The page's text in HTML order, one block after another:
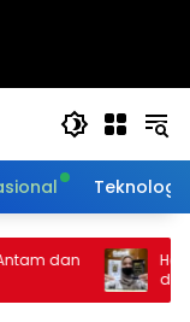
Teknologi
dan
Harga
dan